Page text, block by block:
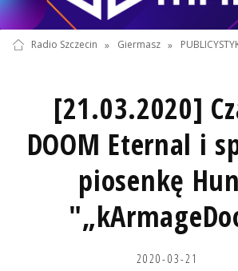
Radio Szczecin » Giermasz »
[21.03.2020]
DOOM Eternal i
piosenkę
2020-03-21